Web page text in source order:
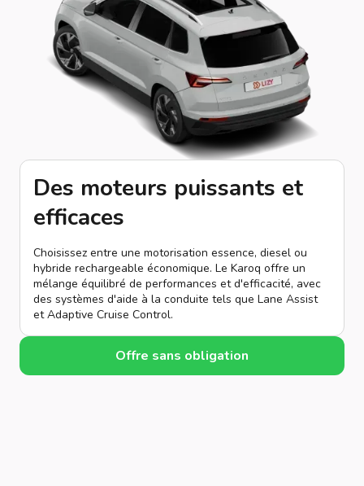
Des moteurs puissants et
efficaces
Choisissez entre une motorisation essence, diesel ou
hybride rechargeable économique. Le Karoq offre un
mélange équilibré de performances et d'efficacité, avec
des systèmes d'aide à la conduite tels que Lane Assist
et Adaptive Cruise Control.
Offre sans obligation